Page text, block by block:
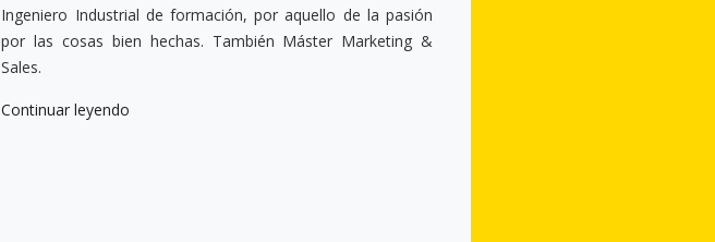
Ingeniero Industrial de formación, por aquello de la pasión
por las cosas bien hechas. También Máster Marketing &
Sales.
Continuar leyendo